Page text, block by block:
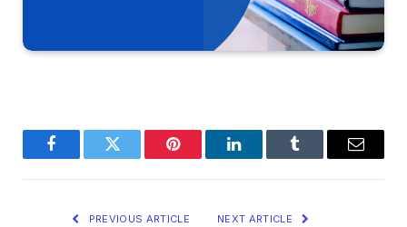
FacebookTwitter Pinterest LinkedInTumblr Email
PREVIOUS ARTICLE NEXT ARTICLE